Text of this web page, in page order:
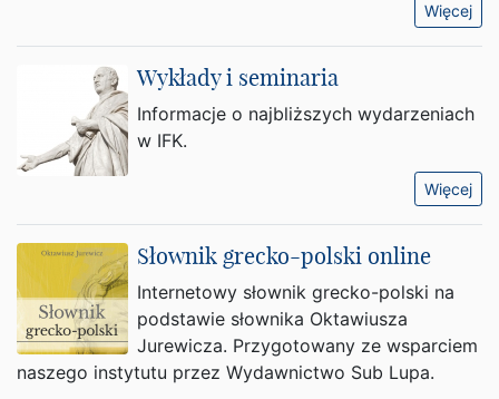
Więcej
Wykłady i seminaria
Informacje o najbliższych wydarzeniach
w IFK.
Więcej
Słownik grecko-polski online
Internetowy słownik grecko-polski na
podstawie słownika Oktawiusza
Jurewicza. Przygotowany ze wsparciem
naszego instytutu przez Wydawnictwo Sub Lupa.